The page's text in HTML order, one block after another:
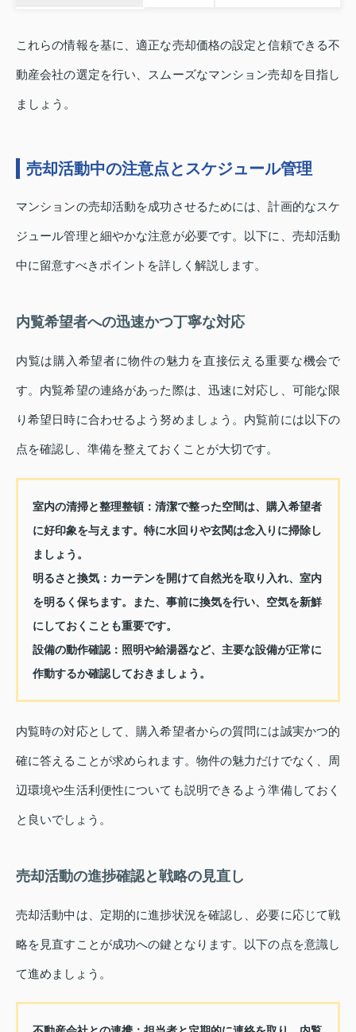
これらの情報を基に、適正な売却価格の設定と信頼できる不
動産会社の選定を行い、スムーズなマンション売却を目指し
ましょう。
売却活動中の注意点とスケジュール管理
マンションの売却活動を成功させるためには、計画的なスケ
ジュール管理と細やかな注意が必要です。以下に、売却活動
中に留意すべきポイントを詳しく解説します。
内覧希望者への迅速かつ丁寧な対応
内覧は購入希望者に物件の魅力を直接伝える重要な機会で
す。内覧希望の連絡があった際は、迅速に対応し、可能な限
り希望日時に合わせるよう努めましょう。内覧前には以下の
点を確認し、準備を整えておくことが大切です。
室内の清掃と整理整頓： 清潔で整った空間は、購入希望者
に好印象を与えます。特に水回りや玄関は念入りに掃除し
ましょう。
明るさと換気： カーテンを開けて自然光を取り入れ、室内
を明るく保ちます。また、事前に換気を行い、空気を新鮮
にしておくことも重要です。
設備の動作確認： 照明や給湯器など、主要な設備が正常に
作動するか確認しておきましょう。
内覧時の対応として、購入希望者からの質問には誠実かつ的
確に答えることが求められます。物件の魅力だけでなく、周
辺環境や生活利便性についても説明できるよう準備しておく
と良いでしょう。
売却活動の進捗確認と戦略の見直し
売却活動中は、定期的に進捗状況を確認し、必要に応じて戦
略を見直すことが成功への鍵となります。以下の点を意識し
て進めましょう。